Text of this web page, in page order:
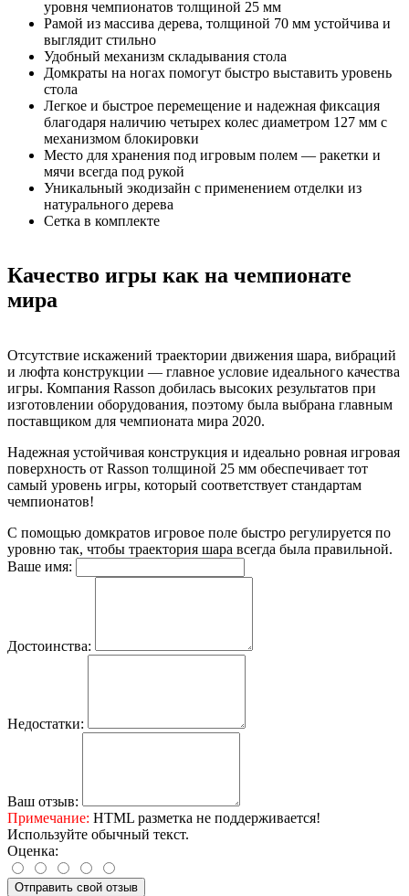
уровня чемпионатов толщиной 25 мм
Рамой из массива дерева, толщиной 70 мм устойчива и
выглядит стильно
Удобный механизм складывания стола
Домкраты на ногах помогут быстро выставить уровень
стола
Легкое и быстрое перемещение и надежная фиксация
благодаря наличию четырех колес диаметром 127 мм с
механизмом блокировки
Место для хранения под игровым полем — ракетки и
мячи всегда под рукой
Уникальный экодизайн с применением отделки из
натурального дерева
Сетка в комплекте
Качество игры как на чемпионате
мира
Отсутствие искажений траектории движения шара, вибраций
и люфта конструкции — главное условие идеального качества
игры. Компания Rasson добилась высоких результатов при
изготовлении оборудования, поэтому была выбрана главным
поставщиком для чемпионата мира 2020.
Надежная устойчивая конструкция и идеально ровная игровая
поверхность от Rasson толщиной 25 мм обеспечивает тот
самый уровень игры, который соответствует стандартам
чемпионатов!
С помощью домкратов игровое поле быстро регулируется по
уровню так, чтобы траектория шара всегда была правильной.
Ваше имя:
Достоинства:
Недостатки:
Ваш отзыв:
Примечание: HTML разметка не поддерживается!
Используйте обычный текст.
Оценка:
Отправить свой отзыв